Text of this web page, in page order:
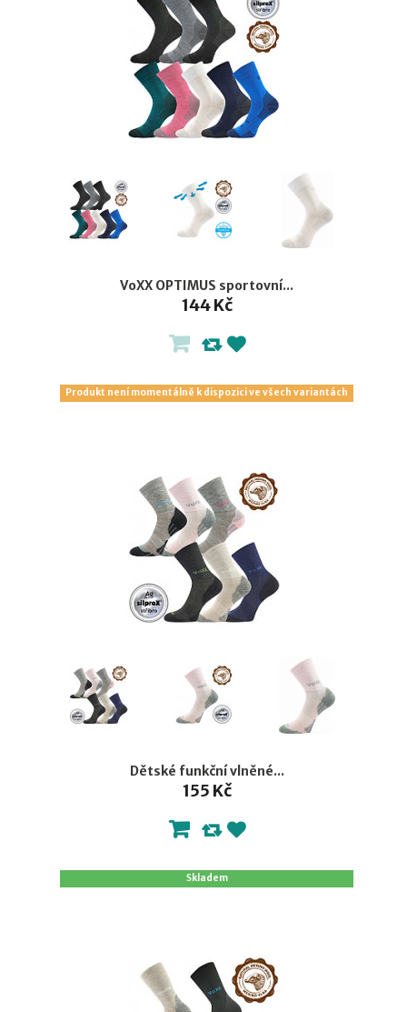
VoXX OPTIMUS sportovní...
144 Kč
Produkt není momentálně k dispozici ve všech variantách
Dětské funkční vlněné...
155 Kč
Skladem